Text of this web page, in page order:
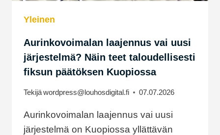
Yleinen
Aurinkovoimalan laajennus vai uusi
järjestelmä? Näin teet taloudellisesti
fiksun päätöksen Kuopiossa
Tekijäwordpress@louhosdigital.fi 07.07.2026
Aurinkovoimalan laajennus vai uusi
järjestelmä on Kuopiossa yllättävän